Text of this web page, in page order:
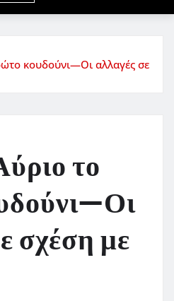
κουδούνι—Οι αλλαγές σε
το
σχέση με